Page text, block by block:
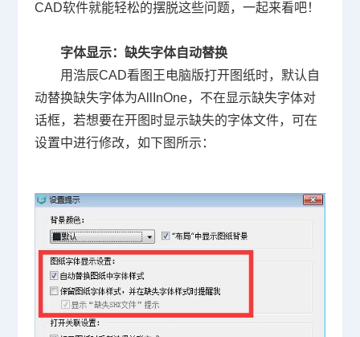
CAD软件就能轻松的摆脱这些问题，一起来看吧！
字体显示：缺失字体自动替换
用浩辰CAD看图王电脑版打开图纸时，默认自
动替换缺失字体为AllInOne，不在显示缺失字体对
话框，若想要在开图时显示缺失的字体文件，可在
设置中进行修改，如下图所示：